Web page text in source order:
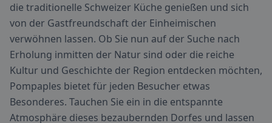
die traditionelle Schweizer Küche genießen und sich
von der Gastfreundschaft der Einheimischen
verwöhnen lassen. Ob Sie nun auf der Suche nach
Erholung inmitten der Natur sind oder die reiche
Kultur und Geschichte der Region entdecken möchten,
Pompaples bietet für jeden Besucher etwas
Besonderes. Tauchen Sie ein in die entspannte
Atmosphäre dieses bezaubernden Dorfes und lassen